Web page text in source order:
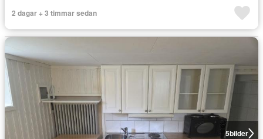
2 dagar + 3 timmar sedan
5bilder